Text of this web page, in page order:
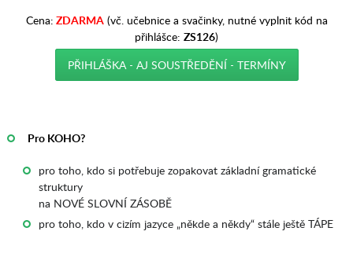
Cena: ZDARMA (vč. učebnice a svačinky, nutné vyplnit kód na
přihlášce: ZS126)
PŘIHLÁŠKA - AJ SOUSTŘEDĚNÍ - TERMÍNY
_
Pro KOHO?
pro toho, kdo si potřebuje zopakovat základní gramatické
struktury
na NOVÉ SLOVNÍ ZÁSOBĚ
pro toho, kdo v cizím jazyce „někde a někdy“ stále ještě TÁPE